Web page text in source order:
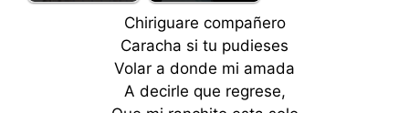
Chiriguare compañero
Caracha si tu pudieses
Volar a donde mi amada
A decirle que regrese,